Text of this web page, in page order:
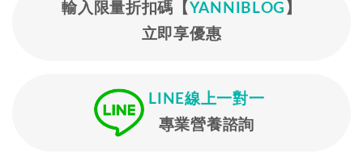
輸入限量折扣碼【YANNIBLOG 】
立即享優惠
LINE線上一對一
專業營養諮詢